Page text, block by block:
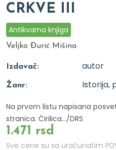
CRKVE III
Antikvarna knjiga
Veljko Đurić Mišina
Izdavač: autor
Žanr: Istorija,
Na prvom listu napisana
stranica. Ćirilica.../DRS
1.471 rsd
Sve cene su sa uračunatim